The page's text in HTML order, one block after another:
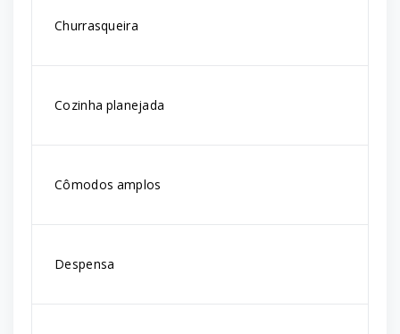
Churrasqueira
Cozinha planejada
Cômodos amplos
Despensa